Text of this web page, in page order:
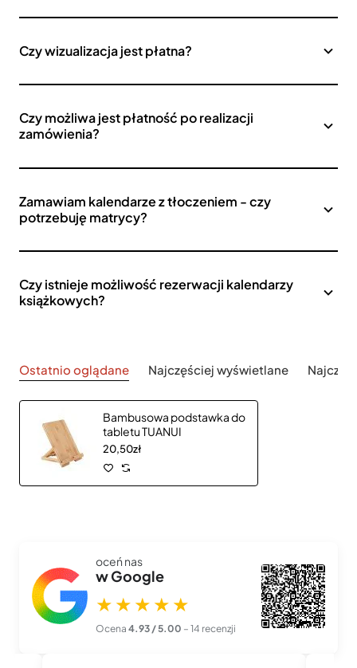
Czy wizualizacja jest płatna?
Czy możliwa jest płatność po realizacji
zamówienia?
Zamawiam kalendarze z tłoczeniem - czy
potrzebuję matrycy?
Czy istnieje możliwość rezerwacji kalendarzy
książkowych?
Ostatnio oglądane Najczęściej wyświetlane
Bambusowa podstawka do
tabletu TUANUI
20,50zł
oceń nas
w Google
★★★★★
Ocena 4.93 / 5.00 – 14 recenzji